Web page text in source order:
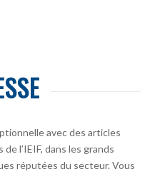
avec des articles
l’IEIF, dans les grands
réputées du secteur. Vous